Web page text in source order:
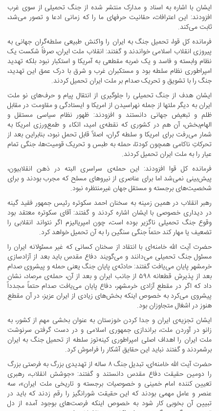
ایشان با اشاره به اسناد و مدارک منتشر شده از جنگ تحمیلی از سوی غرب
افزودند: این اعترافات،‌ حقانیت حرفهای ما را که زمانی ادعا و تصور می‌شد،
ثابت می‌کند.
فرمانده کل قوا، تحمیل جنگ به ایران را واکنش طبیعی سلطه‌گران جهانی به
پیروزی انقلاب اسلامی خواندند و گفتند: انقلاب ملت ایران، صرفاً شکست یک
نظام وابسته و فاسد و یک ضربه مقطعی به آمریکا و استکبار نبود بلکه تهدید
امپراطوری نظام سلطه بود و مستکبران غرب و شرق با درک عمق این تهدید،
جنگ را با تشویق و تحریک صدام بر ملت ایران تحمیل کردند.
ایشان هدف از جنگ تحمیلی را جلوگیری از انتقال پیام و حرف‌های نو ملت
ایران به دیگر ملتها از جمله نهراسیدن از امریکا و ایستادگی و مقاومت در مقابل
ظلم و تبعیض جهانی دانستند و افزودند: ظهور نظام سیاسی مستقل و
الهام‌بخش، آن هم در کشوری که نقطه‌ی امید، اتکاء و طمع‌ورزی امریکا به
شمار می‌رفت برای امریکا و سلطه گران، اصلاً قابل تحمل نبود، بنابراین بعد از
تحرکاتِ ناکامی همچون کودتا، حمله به طبس و تحریک قومیت‌ها، جنگی تمام
عیار را به ملت ایران تحمیل کردند.
فرمانده کل قوا افزودند: این حمله‌ی سراسری البته در ذهن انقلابیون،
پیش‌بینی نمی‌شد اما برای عناصری از نیروهای مسلح که مجرب بودند و برای
شخصیت‌های برجسته و مستقل جهان غیرمنتظره نبود.
رهبر انقلاب در همین زمینه به سخنان احمد سکوتره رئیس جمهور فقید گینه
در دیداری خصوصی با ایشان اشاره کردند و گفتند: آقای سکوتره معتقد بود
وقوع جنگ تحمیلی ناگزیر بوده است، چون امپریالیزم اگر نتواند انقلابی را
تضعیف یا مهار کند حتماً جنگی سنگین را به آن تحمیل خواهد کرد.
حضرت آیت الله خامنه‌ای با انتقاد از سخنان کسانی که غیر مسئولانه ایران را
مسئول جنگ تحمیلی می‌دانند و می‌گویند دفاع مقدس باید بعد از آزادسازی
خرمشهر پایان می‌یافت گفتند: حادثه‌ی پایان جنگ یعنی حمله و پیشروی صدام
بعد از پذیرش قطعانه ۵۹۸ از جانب ایران و بعد از آن، حمله‌ی مرصاد، نشان
داد که اگر در مقطع آزادی خرمشهر، دفاع پایان می‌یافت صدام حتماً مجدداً
پیشروی می‌کرد به خصوص اینکه بخش‌های زیادی از ایران عزیز، در آن مقطع
هنوز در اشغال متجاوزان بود.
ایشان تجزیه‌ی ایران و جدا کردن خوزستان به عنوان بخشی مهم از کشور، به
زانو در آوردن ملت، براندازی جمهوری اسلامی و در دست گرفتن سرنوشت
ملت ایران را اهداف اصلی امپراطوری کینه‌توز سلطه از تحمیل جنگ به ایران
برشمردند و گفتند نباید این حقایق آشکار را فراموش کرد.
حضرت آیت الله خامنه‌ای، تبدیل جنگ ۸ ساله از تهدیدی بزرگ به فرصتی بزرگ
را دومین حقیقت دفاع مقدس دانستند و گفتند: «جوشش انقلاب، رهبری
تعیین کننده امام خمینی و خصوصیات برجسته و تاریخی ملت ایران»، سه
عنصر و عامل مهمی بودند که این حقیقت شورانگیز را رقم زدند که باید در
تبیین آن بخوبی کار شود به خصوص اینکه فرصت‌های بوجود آمده از دل